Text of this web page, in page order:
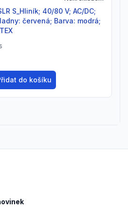
červená; Barva: modrá;
do košíku